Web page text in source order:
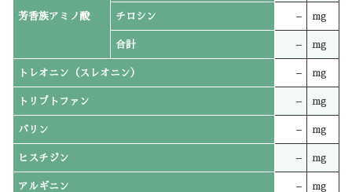
芳香族アミノ酸 チロシン – mg
合計 – mg
トレオニン（スレオニン） – mg
トリプトファン – mg
バリン – mg
ヒスチジン – mg
アルギニン – mg